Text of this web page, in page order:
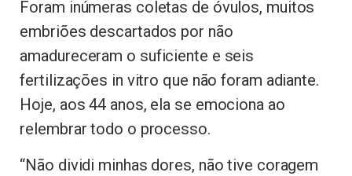
Foram inúmeras coletas de óvulos, muitos
embriões descartados por não
amadureceram o suficiente e seis
fertilizações in vitro que não foram adiante.
Hoje, aos 44 anos, ela se emociona ao
relembrar todo o processo.
“Não dividi minhas dores, não tive coragem